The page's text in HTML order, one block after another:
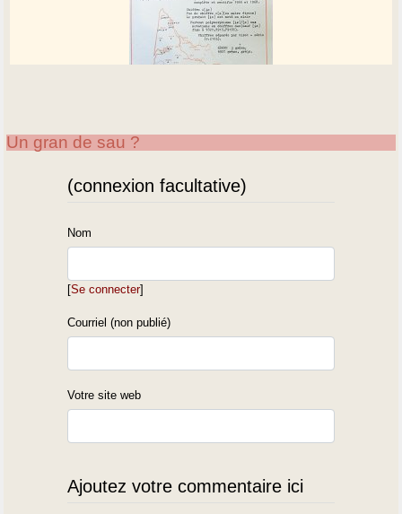
Un gran de sau ?
(connexion facultative)
Nom
[Se connecter]
Courriel (non publié)
Votre site web
Ajoutez votre commentaire ici